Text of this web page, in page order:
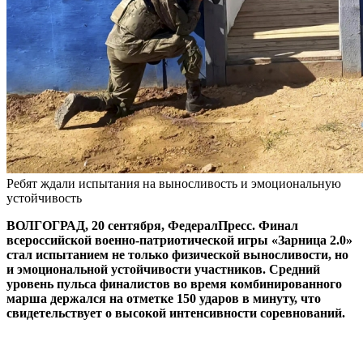
Ребят ждали испытания на выносливость и эмоциональную
устойчивость
ВОЛГОГРАД, 20 сентября, ФедералПресс. Финал
всероссийской военно-патриотической игры «Зарница 2.0»
стал испытанием не только физической выносливости, но
и эмоциональной устойчивости участников. Средний
уровень пульса финалистов во время комбинированного
марша держался на отметке 150 ударов в минуту, что
свидетельствует о высокой интенсивности соревнований.